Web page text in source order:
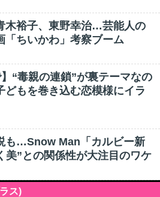
木裕子、東野幸治…芸能人の
「ちいかわ」考察ブーム
“毒親の連鎖”が裏テーマなの
どもを巻き込む恋模様にイラ
も…Snow Man「カルビー新
美”との関係性が大注目のワケ
ス)